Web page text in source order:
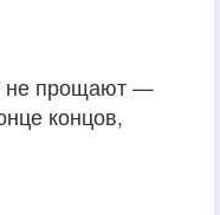
не прощают —
концов,